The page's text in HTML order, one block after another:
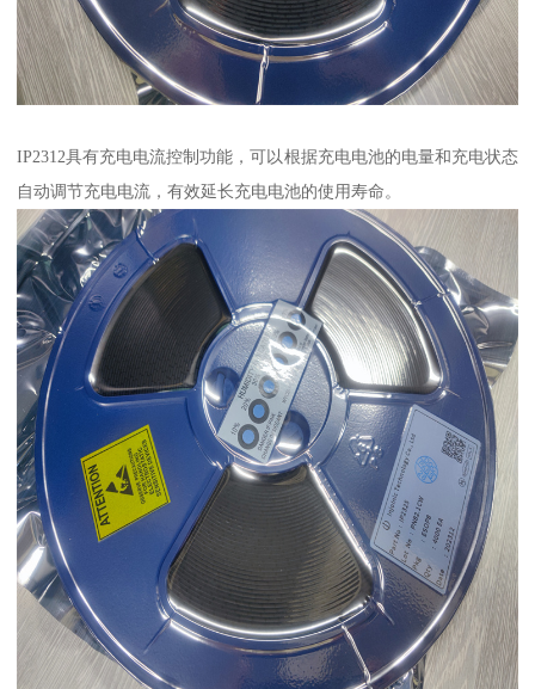
IP2312具有充电电流控制功能，可以根据充电电池的电量和充电状态
自动调节充电电流，有效延长充电电池的使用寿命。